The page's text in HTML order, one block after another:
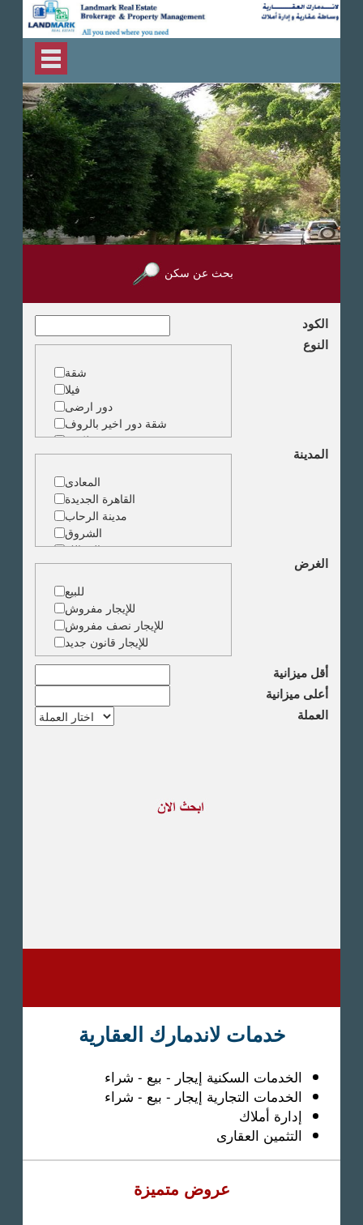
بحث عن سكن
الكود
النوع
شقة
فيلا
دور ارضى
شقة دور اخير بالروف
شقة دوبلكس
شقة حجرة واحدة
ارض
مبنى
المدينة
المعادى
القاهرة الجديدة
مدينة الرحاب
الشروق
الزمالك
جاردن سيتى
دقى
المهندسين
الجيزة
العجوزة
وسط البلد
مصر الجديدة
مدينة نصر
السادس من اكتوبر
الشيخ زايد
الغرض
للبيع
للإيجار مفروش
للإيجار نصف مفروش
للإيجار قانون جديد
أقل ميزانية
أعلى ميزانية
العملة
خدمات لاندمارك العقارية
الخدمات السكنية إيجار - بيع - شراء
الخدمات التجارية إيجار - بيع - شراء
إدارة أملاك
التثمين العقارى
عروض متميزة